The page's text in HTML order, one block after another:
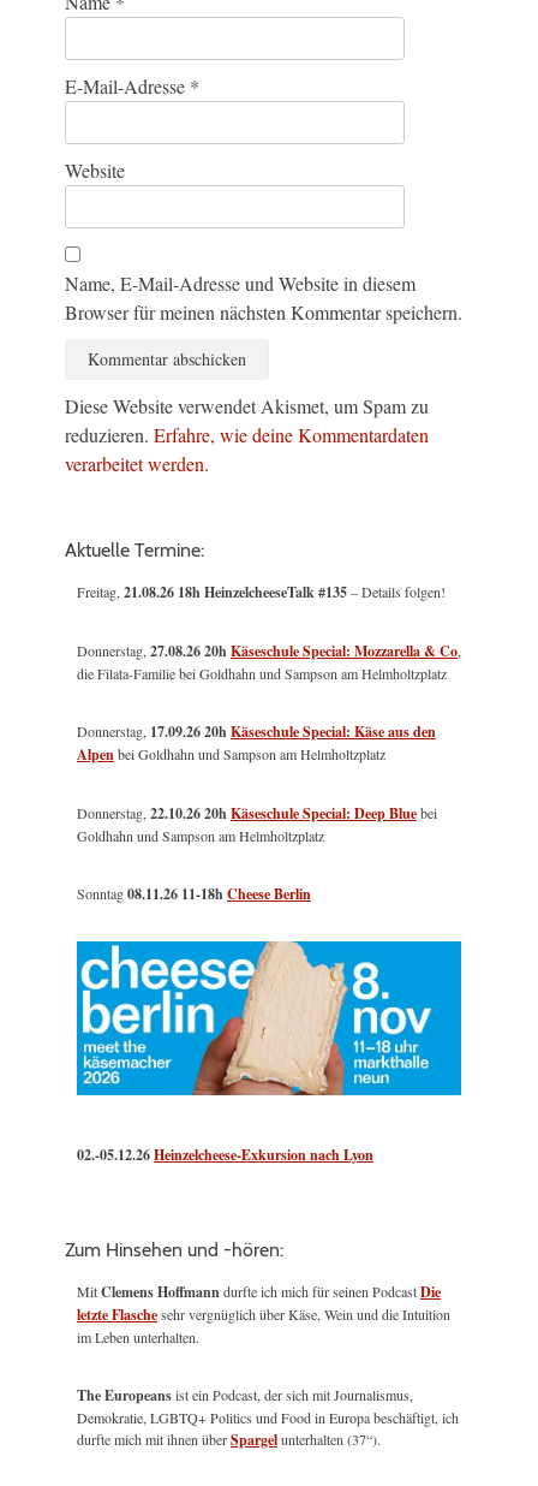
E-Mail-Adresse *
Website
Name, E-Mail-Adresse und Website in diesem
Browser für meinen nächsten Kommentar speichern.
Diese Website verwendet Akismet, um Spam zu
reduzieren. Erfahre, wie deine Kommentardaten
verarbeitet werden.
Aktuelle Termine:
Freitag, 21.08.26 18h HeinzelcheeseTalk #135– Details folgen!
Donnerstag, 27.08.26 20hKäseschule Special: Mozzarella & Co
die Filata-Familie bei Goldhahn und Sampson am Helmholtzplatz
Donnerstag, 17.09.26 20hKäseschule Special: Käse aus den
Alpenbei Goldhahn und Sampson am Helmholtzplatz
Donnerstag, 22.10.26 20hKäseschule Special: Deep Bluebei
Goldhahn und Sampson am Helmholtzplatz
Sonntag08.11.26 11-18hCheese Berlin
02.-05.12.26Heinzelcheese-Exkursion nach Lyon
Zum Hinsehen und -hören:
MitClemens Hoffmanndurfte ich mich für seinen PodcastDie
letzte Flaschesehr vergnüglich über Käse, Wein und die Intuition
im Leben unterhalten.
The Europeansist ein Podcast, der sich mit Journalismus,
Demokratie, LGBTQ+ Politics und Food in Europa beschäftigt, ich
durfte mich mit ihnen überSpargelunterhalten (37“).